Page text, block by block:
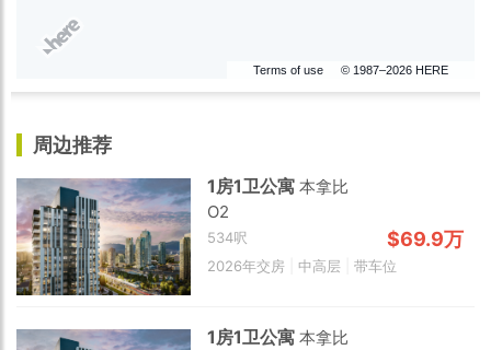
Terms of use © 1987–2026 HERE
周边推荐
1房1卫公寓本拿比
O2
534呎 $69.9万
2026年交房 中高层 带车位
1房1卫公寓本拿比